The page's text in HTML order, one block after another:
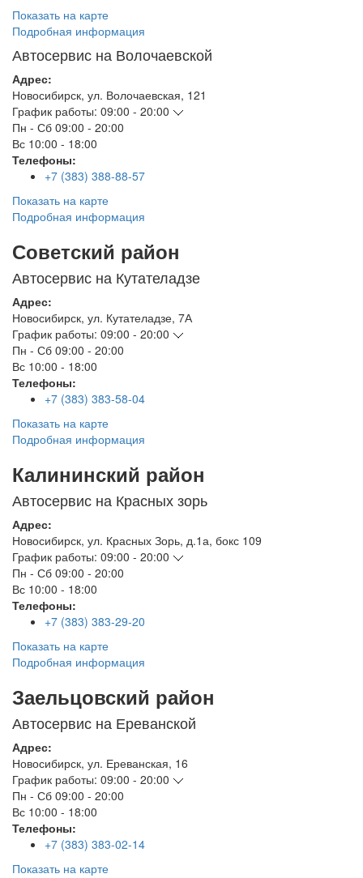
Показать на карте
Подробная информация
Автосервис на Волочаевской
Адрес:
Новосибирск, ул. Волочаевская, 121
График работы: 09:00 - 20:00
Пн - Сб 09:00 - 20:00
Вс 10:00 - 18:00
Телефоны:
+7 (383) 388-88-57
Показать на карте
Подробная информация
Советский район
Автосервис на Кутателадзе
Адрес:
Новосибирск, ул. Кутателадзе, 7А
График работы: 09:00 - 20:00
Пн - Сб 09:00 - 20:00
Вс 10:00 - 18:00
Телефоны:
+7 (383) 383-58-04
Показать на карте
Подробная информация
Калининский район
Автосервис на Красных зорь
Адрес:
Новосибирск, ул. Красных Зорь, д.1а, бокс 109
График работы: 09:00 - 20:00
Пн - Сб 09:00 - 20:00
Вс 10:00 - 18:00
Телефоны:
+7 (383) 383-29-20
Показать на карте
Подробная информация
Заельцовский район
Автосервис на Ереванской
Адрес:
Новосибирск, ул. Ереванская, 16
График работы: 09:00 - 20:00
Пн - Сб 09:00 - 20:00
Вс 10:00 - 18:00
Телефоны:
+7 (383) 383-02-14
Показать на карте